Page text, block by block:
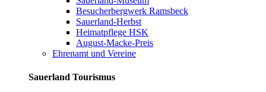
Besucherbergwerk Ramsbeck
Sauerland-Herbst
Heimatpflege HSK
August-Macke-Preis
Ehrenamt und Vereine
Sauerland Tourismus